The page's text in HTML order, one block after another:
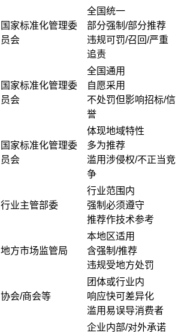
国家标准化管理委
员会
全国统一
部分强制/部分推荐
违规可罚/召回/严重
追责
国家标准化管理委
员会
全国通用
自愿采用
不处罚但影响招标/信
誉
国家标准化管理委
员会
体现地域特性
多为推荐
滥用涉侵权/不正当竞
争
行业主管部委
行业范围内
强制必须遵守
推荐作技术参考
地方市场监管局
本地区适用
含强制/推荐
违规受地方处罚
协会/商会等
团体或行业内
响应快可差异化
滥用易误导消费者
企业内部/对外承诺